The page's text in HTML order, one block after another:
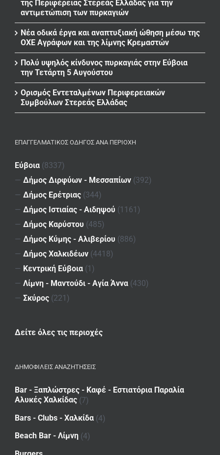
της Περιφέρειας Στερεάς Ελλάδας για την
αντιμετώπιση των πυρκαγιών
Νέα οδικά έργα και αναπτυξιακή ώθηση μέσω της
ΟΧΕ Αγράφων και της λίμνης Κρεμαστών
Πολύ υψηλός κίνδυνος πυρκαγιάς στην Εύβοια
την Τετάρτη 5 Αυγούστου
Ορισμός Εντεταλμένων Περιφερειακών
Συμβούλων Στερεάς Ελλάδας
ΕΠΑΓΓΕΛΜΑΤΙΚΌΣ ΟΔΗΓΌΣ ΑΝΆ ΠΕΡΙΟΧΉ
Εύβοια (8337)
— Δήμος Διρφύων - Μεσσαπίων (392)
— Δήμος Ερέτριας (344)
— Δήμος Ιστιαίας - Αιδηψού (1161)
— Δήμος Καρύστου (485)
— Δήμος Κύμης - Αλιβερίου (886)
— Δήμος Χαλκιδέων (4418)
— Κεντρική Εύβοια (1)
— Λίμνη - Μαντούδι - Αγία Άννα (430)
— Σκύρος (221)
Δείτε όλες τις περιοχές
ΔΗΜΟΦΙΛΕΙΣ ΑΝΑΖΗΤΗΣΕΙΣ
Bar - Ξαπλώστρες - Καφέ - Εστιατόρια Παραλία
Αλυκές Χαλκίδας (7)
Bars - Clubs - Χαλκίδα (4)
Beach Bar - Λίμνη (4)